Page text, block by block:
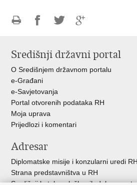
FacebookuTwitteruGoogle
Središnji državni portal
O Središnjem državnom portalu
e-Građani
e-Savjetovanja
Portal otvorenih podataka RH
Moja uprava
Prijedlozi i komentari
Adresar
Diplomatske misije i konzularni uredi RH
Strana predstavništva u RH